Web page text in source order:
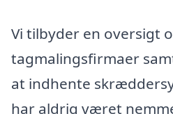
Vi tilbyder en oversigt
tagmalingsfirmaer
at indhente
har aldrig været